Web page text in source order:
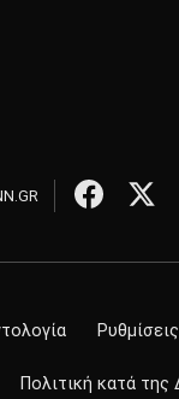
Πολιτική κατά της